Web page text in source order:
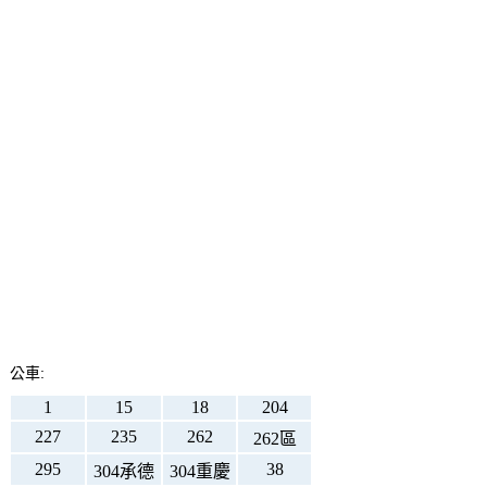
車:
1 15 18
204
227
235 262
262區
295
304承德 304重慶 38